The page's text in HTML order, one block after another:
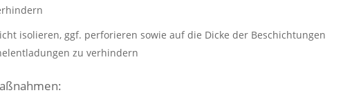
isolieren, ggf. perforieren sowie auf die Dicke der Beschichtungen
zu verhindern